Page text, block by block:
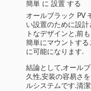
簡単 に 設置 する
オールブラック PV
い設置のために設
トなデザインと,前
簡単にマウントす
に可能になります.
結論として,オール
久性,安装の容易さ
ルシステムです.清